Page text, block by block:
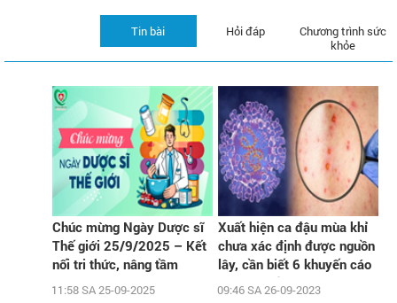
Chương trình sức
khỏe
Hỏi đáp
Tin bài
Chúc mừng Ngày Dược sĩ
Thế giới 25/9/2025 – Kết
nối tri thức, nâng tầm
chăm sóc sức khỏe cộng
11:58 SA 25-09-2025
Xuất hiện ca đậu mùa khỉ
chưa xác định được nguồn
lây, cần biết 6 khuyến cáo
phòng chống dịch của Bộ Y
09:46 SA 26-09-2023